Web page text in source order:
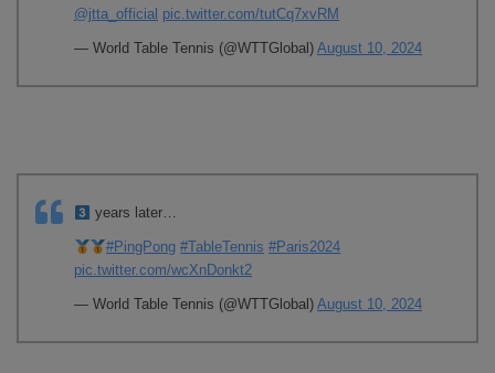
@jtta_official pic.twitter.com/tutCq7xvRM
— World Table Tennis (@WTTGlobal) August 10, 2024
years later…
#PingPong #TableTennis #Paris2024
pic.twitter.com/wcXnDonkt2
— World Table Tennis (@WTTGlobal) August 10, 2024